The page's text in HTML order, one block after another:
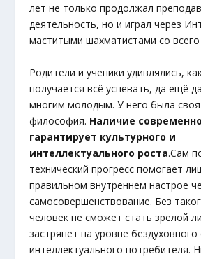
лет не только продолжал
деятельность, но и играл через
маститыми шахматистами со
Родители и ученики удивлялись,
получается всё успевать, да ещё
многим молодым. У него была своя
философия. Наличие
гарантирует культурного и
интеллектуального роста.Сам
технический прогресс помогает
правильном внутреннем настрое
самосовершенствование. Без
человек не сможет стать зрелой
застрянет на уровне бездуховного
интеллектуального потребителя.